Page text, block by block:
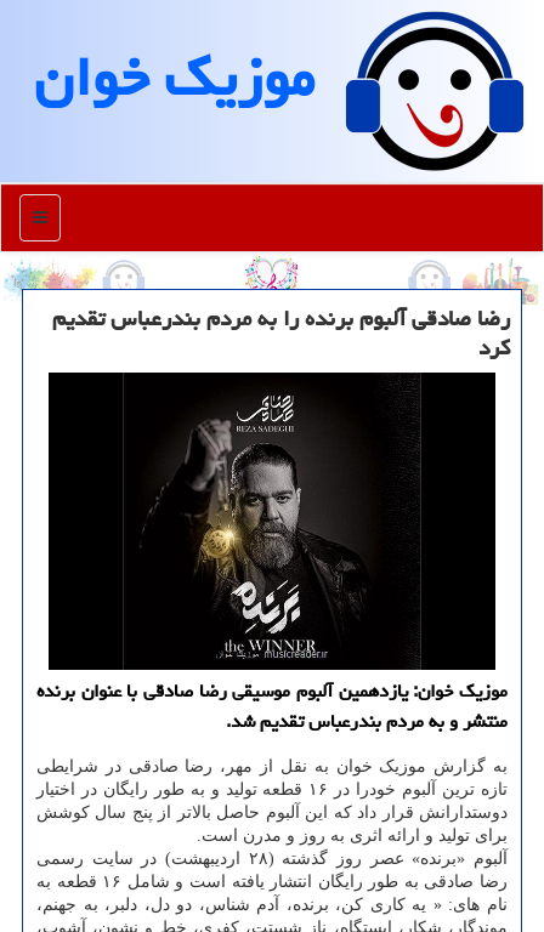
موزیك خوان
منو
رضا صادقی آلبوم برنده را به مردم بندرعباس تقدیم
کرد
موزیک خوان: یازدهمین آلبوم موسیقی رضا صادقی با عنوان برنده
منتشر و به مردم بندرعباس تقدیم شد.
به گزارش موزیک خوان به نقل از مهر، رضا صادقی در شرایطی
تازه ترین آلبوم خودرا در ۱۶ قطعه تولید و به طور رایگان در اختیار
دوستدارانش قرار داد که این آلبوم حاصل بالاتر از پنج سال کوشش
برای تولید و ارائه اثری به روز و مدرن است.
آلبوم «برنده» عصر روز گذشته (۲۸ اردیبهشت) در سایت رسمی
رضا صادقی به طور رایگان انتشار یافته است و شامل ۱۶ قطعه به
نام های: « یه کاری کن، برنده، آدم شناس، دو دل، دلبر، به جهنم،
موندگار، شکار، ایستگاه، ناز شستت، کفری، خط و نشون، آشوب،